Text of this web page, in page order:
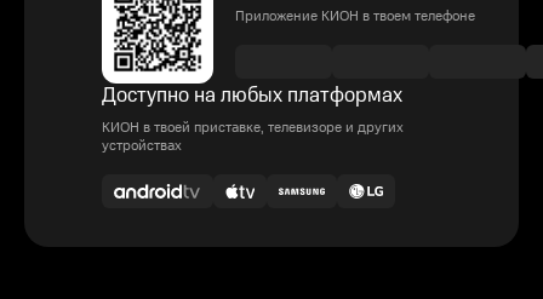
Приложение КИОН в твоем телефоне
Доступно на любых платформах
КИОН в твоей приставке, телевизоре и других
устройствах